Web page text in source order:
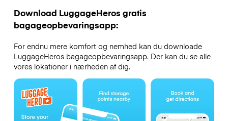
Download LuggageHeros gratis
bagageopbevaringsapp:
For endnu mere komfort og nemhed kan du downloade
LuggageHeros bagageopbevaringsapp. Der kan du se alle
vores lokationer i nærheden af dig.